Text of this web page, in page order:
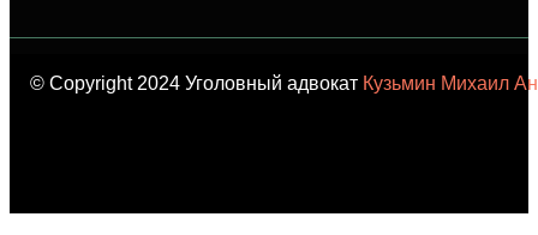
© Copyright 2024 Уголовный адвокат Кузьмин Михаил